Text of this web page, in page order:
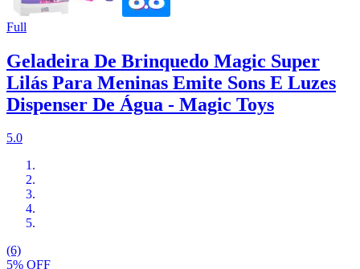
Full
Geladeira De Brinquedo Magic Super
Lilás Para Meninas Emite Sons E Luzes
Dispenser De Água - Magic Toys
5.0
(6)
5% OFF